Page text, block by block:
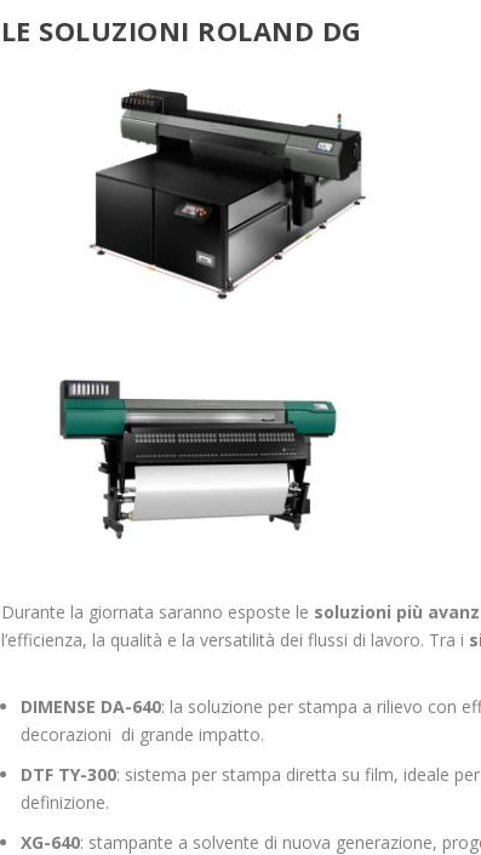
LE SOLUZIONI ROLAND DG
Durante la giornata saranno esposte le soluzioni più
l’efficienza, la qualità e la versatilità dei flussi di lavoro. Tra i
DIMENSE DA-640: la soluzione per stampa a rilievo con
decorazioni di grande impatto.
DTF TY-300: sistema per stampa diretta su film, ideale
definizione.
XG-640: stampante a solvente di nuova generazione,